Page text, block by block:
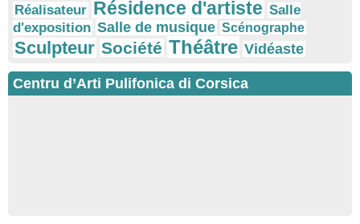
Réalisateur Résidence d'artiste Salle
d'exposition Salle de musique Scénographe
Sculpteur Société Théâtre Vidéaste
Centru d’Arti Pulifonica di Corsica